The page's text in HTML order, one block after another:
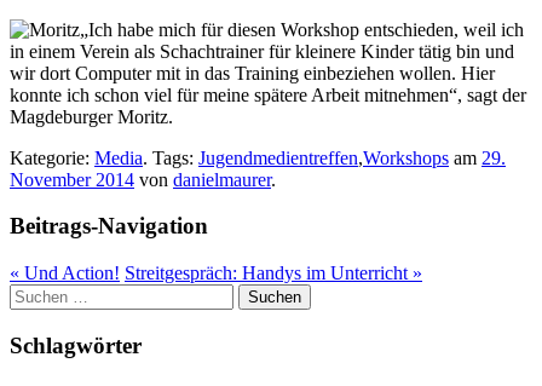
„Ich habe mich für diesen Workshop entschieden, weil ich
in einem Verein als Schachtrainer für kleinere Kinder tätig bin und
wir dort Computer mit in das Training einbeziehen wollen. Hier
konnte ich schon viel für meine spätere Arbeit mitnehmen“, sagt der
Magdeburger Moritz.
Kategorie: Media. Tags: Jugendmedientreffen,Workshops am 29.
November 2014 von danielmaurer.
Beitrags-Navigation
« Und Action! Streitgespräch: Handys im Unterricht »
Suchen
nach:
Schlagwörter